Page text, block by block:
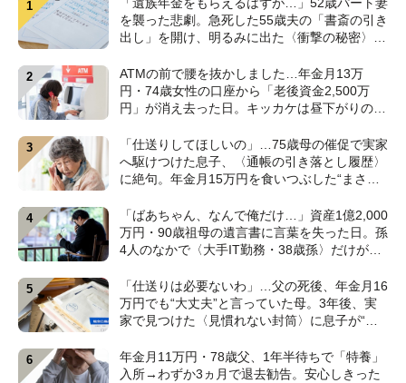
を襲った悲劇。急死した55歳夫の「書斎の引き
出し」を開け、明るみに出た〈衝撃の秘密〉
ATMの前で腰を抜かしました…年金月13万
円・74歳女性の口座から「老後資金2,500万
円」が消え去った日。キッカケは昼下がりの
「仕送りしてほしいの」…75歳母の催促で実家
へ駆けつけた息子、〈通帳の引き落とし履歴〉
に絶句。年金月15万円を食いつぶした“まさか
「ばあちゃん、なんで俺だけ…」資産1億2,000
万円・90歳祖母の遺言書に言葉を失った日。孫
4人のなかで〈大手IT勤務・38歳孫〉だけが遺
「仕送りは必要ないわ」…父の死後、年金月16
万円でも“大丈夫”と言っていた母。3年後、実
家で見つけた〈見慣れない封筒〉に息子が“思
年金月11万円・78歳父、1年半待ちで「特養」
入所→わずか3ヵ月で退去勧告。安心しきった